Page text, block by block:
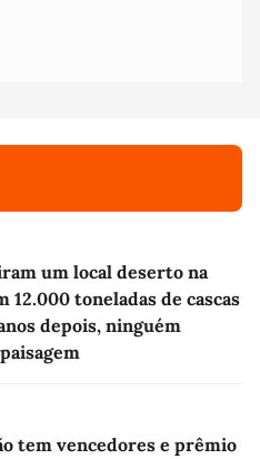
um local deserto na
12.000 toneladas de cascas
depois, ninguém
tem vencedores e prêmio